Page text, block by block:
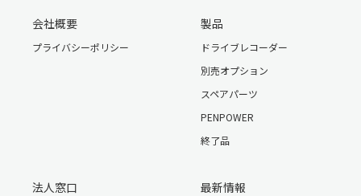
会社概要
プライバシーポリシー
製品
ドライブレコーダー
別売オプション
スペアパーツ
PENPOWER
終了品
法人窓口 最新情報